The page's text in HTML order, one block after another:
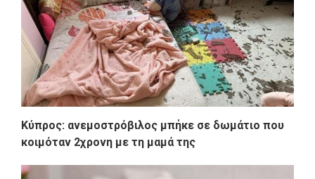
Κύπρος: ανεμοστρόβιλος μπήκε σε δωμάτιο που
κοιμόταν 2χρονη με τη μαμά της